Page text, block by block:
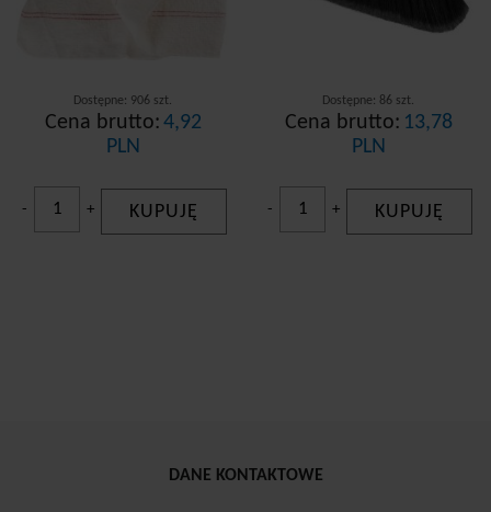
Dostępne: 906 szt.
Cena brutto: 4,92
PLN
- + KUPUJĘ
Dostępne: 86 szt.
Cena brutto: 13,78
PLN
- + KUPUJĘ
DANE KONTAKTOWE